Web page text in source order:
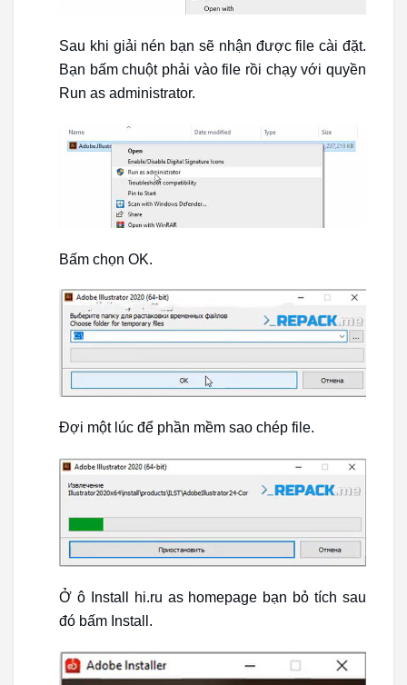
Sau khi giải nén bạn sẽ nhận được file cài đặt.
Bạn bấm chuột phải vào file rồi chạy với quyền
Run as administrator.
Bấm chọn OK.
Đợi một lúc để phần mềm sao chép file.
Ở ô Install hi.ru as homepage bạn bỏ tích sau
đó bấm Install.